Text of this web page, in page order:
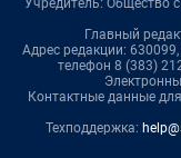
Учредитель: Общество
Главный
Адрес редакции:
телефон 8 (383)
Контактные данные
Техподдержка: